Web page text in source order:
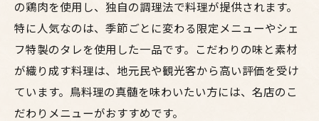
静かな環境で楽しむ鳥料理
一度は訪れたい隠れた名店の一押しメニュ
ー
大阪市で絶品の鳥料理を堪能しよう
絶品鳥料理の魅力
の鶏肉を使用し、独自の調理法で料理が提供されます。
特に人気なのは、季節ごとに変わる限定メニューやシェ
フ特製のタレを使用した一品です。こだわりの味と素材
が織り成す料理は、地元民や観光客から高い評価を受け
ています。鳥料理の真髄を味わいたい方には、名店のこ
だわりメニューがおすすめです。